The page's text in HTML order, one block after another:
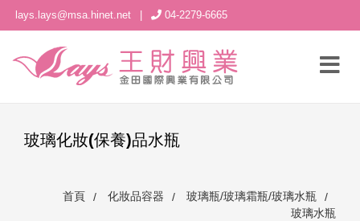
lays.lays@msa.hinet.net 04-2279-6665
玻璃化妝(保養)品水瓶
首頁 化妝品容器
玻璃瓶/玻璃霜瓶/玻璃水瓶
玻璃水瓶